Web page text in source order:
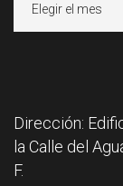
Dirección:
la Calle del
F.